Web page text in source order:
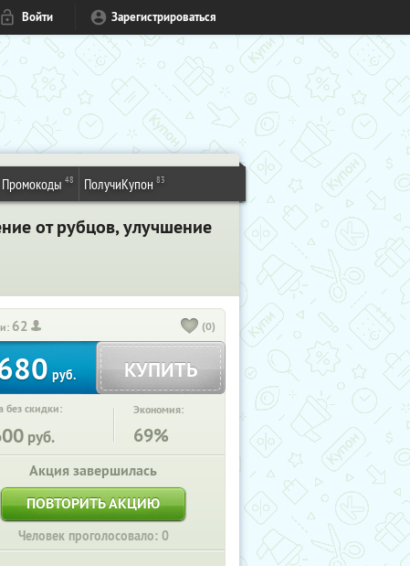
Войти Зарегистрироваться
Промокоды 48 ПолучиКупон 83
от рубцов, улучшение
62 (0)
руб. КУПИТЬ
без скидки:
руб.
Экономия:
69%
Акция завершилась
ПОВТОРИТЬ АКЦИЮ
Человек проголосовало: 0